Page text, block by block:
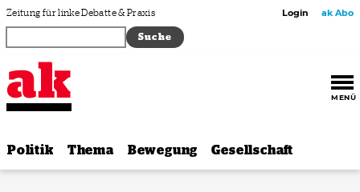
Zum Inhalt springen
Zeitung für linke Debatte & Praxis Login ak Abo
MENÜ
Politik Thema Bewegung Gesellschaft